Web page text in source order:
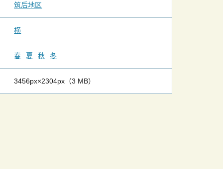
筑后地区
横
春 夏 秋 冬
3456px×2304px（3 MB）